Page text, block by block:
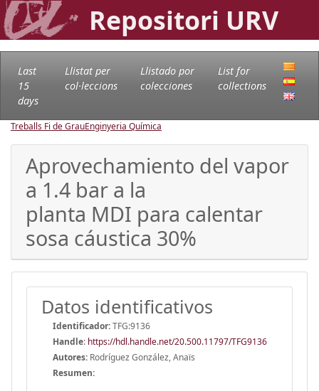
Repositori URV
Last
15
days
Llistat per
col·leccions
Llistado por
colecciones
List for
collections
Treballs Fi de GrauEnginyeria Química
Aprovechamiento del vapor
a 1.4 bar a la
planta MDI para calentar
sosa cáustica 30%
Datos identificativos
Identificador:TFG:9136
Handle: https://hdl.handle.net/20.500.11797/TFG9136
Autores: Rodríguez González, Anaïs
Resumen: